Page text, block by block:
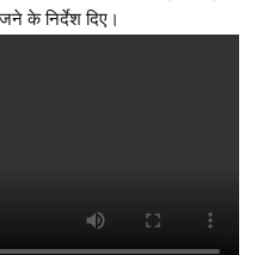
के निर्देश दिए।